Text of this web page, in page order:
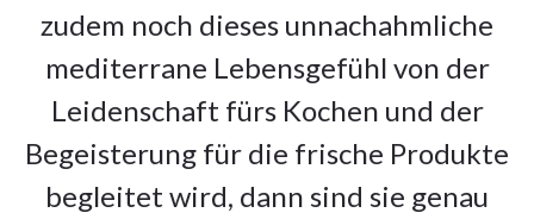
zudem noch dieses unnachahmliche
mediterrane Lebensgefühl von der
Leidenschaft fürs Kochen und der
Begeisterung für die frische Produkte
begleitet wird, dann sind sie genau